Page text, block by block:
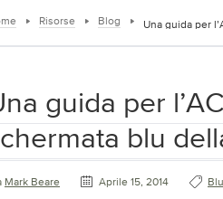
Risorse Blog Una guida per
guida per
blu
Mark Beare Aprile 15, 2014